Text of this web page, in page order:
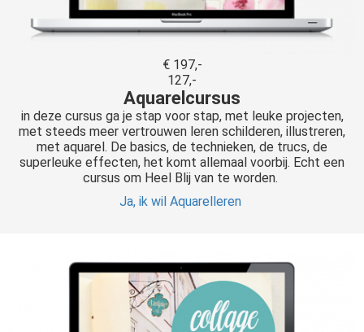
€ 197,-
127,-
Aquarelcursus
in deze cursus ga je stap voor stap, met leuke projecten,
met steeds meer vertrouwen leren schilderen, illustreren,
met aquarel. De basics, de technieken, de trucs, de
superleuke effecten, het komt allemaal voorbij. Echt een
cursus om Heel Blij van te worden.
Ja, ik wil Aquarelleren